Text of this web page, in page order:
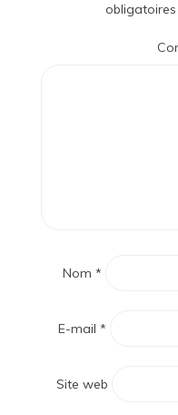
Nom *
E-mail *
Site web